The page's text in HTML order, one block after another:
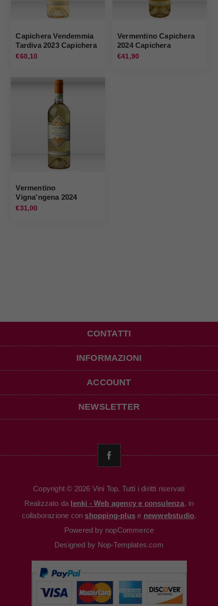
Capichera Vendemmia
Tardiva 2023 Capichera
€60,10
Vermentino Capichera
2024 Capichera
€41,90
Vermentino
Vigna'ngena 2024
Capichera
€31,00
CONTATTI
INFORMAZIONI
ACCOUNT
NEWSLETTER
Copyright © 2026 Vini Top. Tutti i diritti riservati
Realizzato da Ienki - Web agency e consulenza, in
collaborazione con shopping-plus e newwebstudio.
Powered by nopCommerce
Designed by Nop-Templates.com